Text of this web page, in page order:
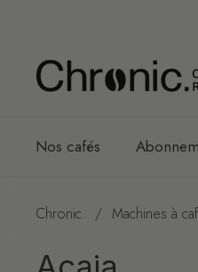
Nos cafés
Chronic. / Machines à